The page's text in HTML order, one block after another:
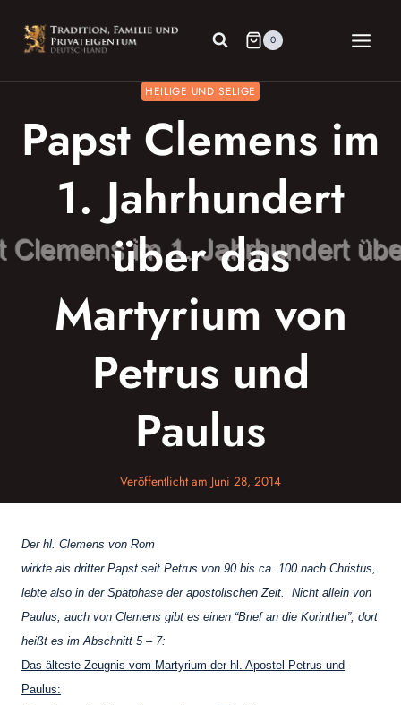
Inhalt
springen
0
HEILIGE UND SELIGE
Papst Clemens im
1. Jahrhundert
über das
Martyrium von
Petrus und
Paulus
Veröffentlicht am Juni 28, 2014
Der hl. Clemens von Rom
wirkte als dritter Papst seit Petrus von 90 bis ca. 100 nach Christus,
lebte also in der Spätphase der apostolischen Zeit. Nicht allein von
Paulus, auch von Clemens gibt es einen “Brief an die Korinther”, dort
heißt es im Abschnitt 5 – 7:
Das älteste Zeugnis vom Martyrium der hl. Apostel Petrus und
Paulus: